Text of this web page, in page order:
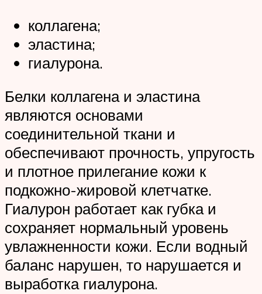
коллагена;
эластина;
гиалурона.
Белки коллагена и эластина
являются основами
соединительной ткани и
обеспечивают прочность, упругость
и плотное прилегание кожи к
подкожно-жировой клетчатке.
Гиалурон работает как губка и
сохраняет нормальный уровень
увлажненности кожи. Если водный
баланс нарушен, то нарушается и
выработка гиалурона.